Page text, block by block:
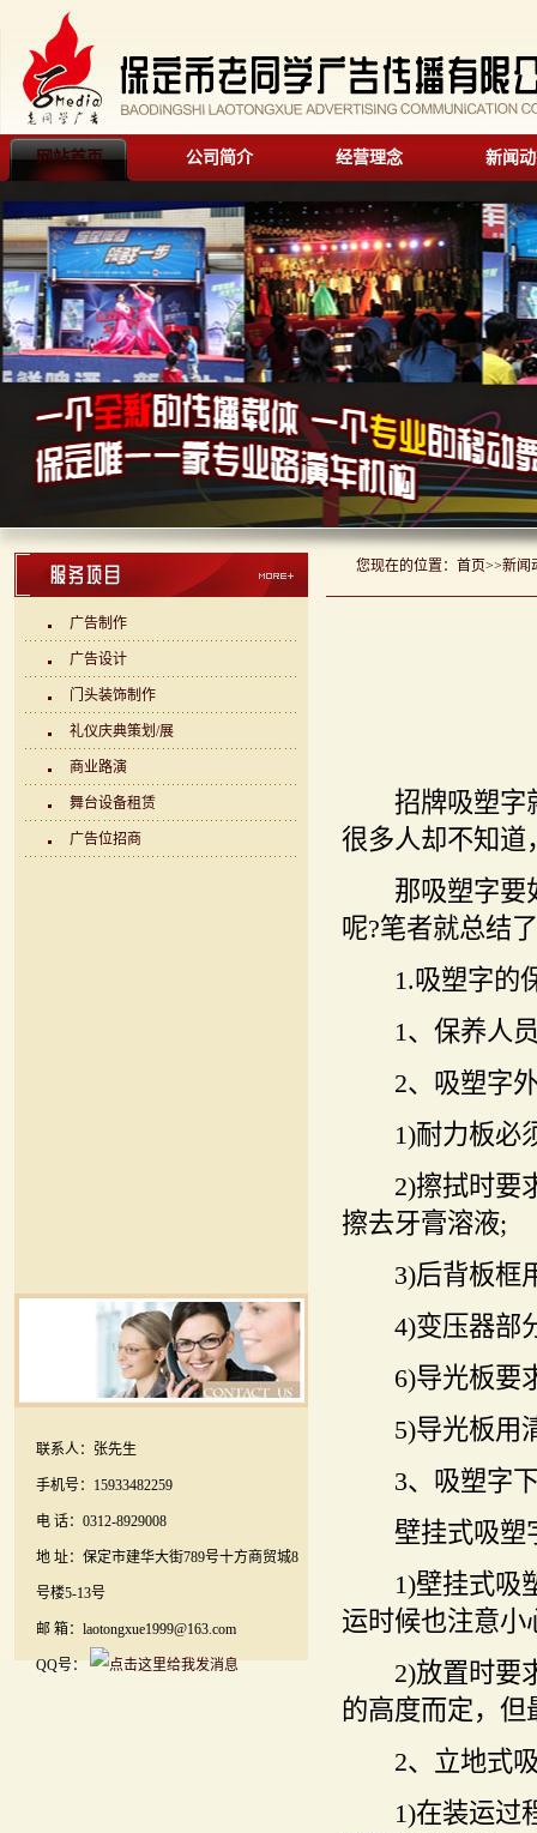
网站首页 公司简介 经营理念 新闻
广告制作
广告设计
门头装饰制作
礼仪庆典策划/展
商业路演
舞台设备租赁
广告位招商
联系人：张先生
手机号：15933482259
电 话：0312-8929008
地 址：保定市建华大街789号十方商贸城8
号楼5-13号
邮 箱：laotongxue1999@163.com
QQ号：
您现在的位置： 首页>>新闻
招牌吸塑字就
很多人却不知道
那吸塑字要如
呢?笔者就总结
1.吸塑字的
1、保养人员
2、吸塑字外
1)耐力板必须
2)擦拭时要求
擦去牙膏溶液;
3)后背板框
4)变压器部分
6)导光板要求
5)导光板用清
3、吸塑字下
壁挂式吸塑
1)壁挂式吸塑
运时候也注意小
2)放置时要求
的高度而定，但
2、立地式吸
1)在装运过程